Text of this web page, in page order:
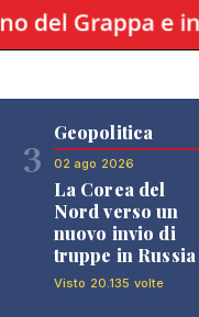
3
Geopolitica
02 ago 2026
La Corea del
Nord verso un
nuovo invio di
truppe in Russia
Visto 20.135 volte